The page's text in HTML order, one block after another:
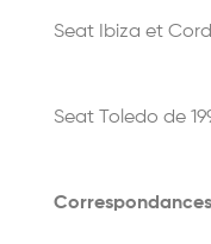
Seat Ibiza et
Seat Toledo de